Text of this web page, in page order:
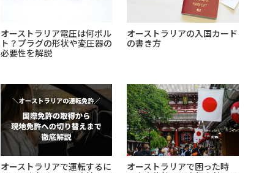
オーストラリア電圧は何ボル
ト？プラグの形状や変圧器の
必要性を解説
オーストラリアの入国カード
の書き方
オーストラリアで運転するに
オーストラリアで困った時